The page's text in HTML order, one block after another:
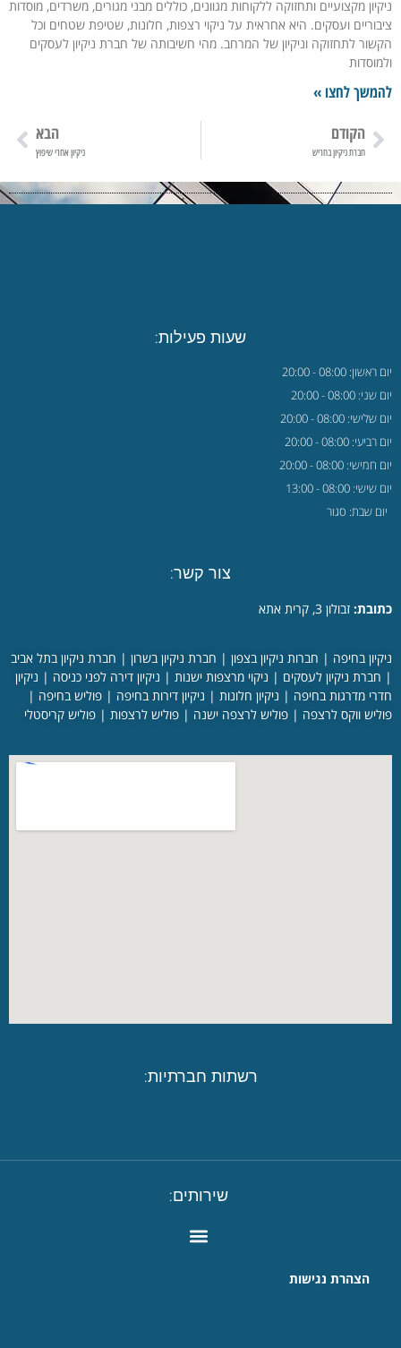
ניקיון מקצועיים ותחזוקה ללקוחות מגוונים, כוללים מבני מגורים, משרדים, מוסדות
ציבוריים ועסקים. היא אחראית על ניקוי רצפות, חלונות, שטיפת שטחים וכל
הקשור לתחזוקה וניקיון של המרחב. מהי חשיבותה של חברת ניקיון לעסקים
ולמוסדות
להמשך לחצו »
הקודם
חברת ניקיון בחריש
הבא
ניקיון אחרי שיפוץ
שעות פעילות:
יום ראשון: 08:00 - 20:00
יום שני: 08:00 - 20:00
יום שלישי: 08:00 - 20:00
יום רביעי: 08:00 - 20:00
יום חמישי: 08:00 - 20:00
יום שישי: 08:00 - 13:00
יום שבת: סגור
צור קשר:
כתובת: זבולון 3, קרית אתא
ניקיון בחיפה | חברות ניקיון בצפון | חברת ניקיון בשרון | חברת ניקיון בתל אביב
| חברת ניקיון לעסקים | ניקוי מרצפות ישנות | ניקיון דירה לפני כניסה | ניקיון
חדרי מדרגות בחיפה | ניקיון חלונות | ניקיון דירות בחיפה | פוליש בחיפה |
פוליש ווקס לרצפה | פוליש לרצפה ישנה | פוליש לרצפות | פוליש קריסטלי
רשתות חברתיות:
שירותים:
הצהרת נגישות